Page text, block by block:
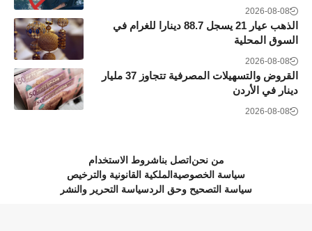
2026-08-08
الذهب عيار 21 يسجل 88.7 دينارا للغرام في
السوق المحلية
2026-08-08
القروض والتسهيلات المصرفية تتجاوز 37 مليار
دينار في الأردن
2026-08-08
من نحن اتصل بناشروط الاستخدام
سياسة الخصوصية الملكية القانونية والترخيص
سياسة التصحيح وحق الردسياسة التحرير والنشر